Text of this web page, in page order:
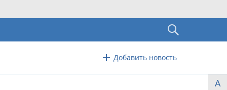
Добавить новость
А